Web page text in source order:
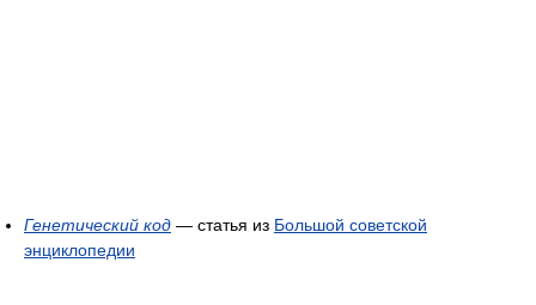
Генетический код — статья из Большой советской
энциклопедии